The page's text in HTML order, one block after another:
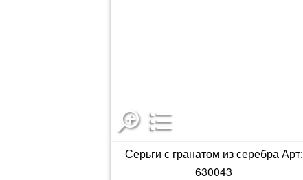
Серьги с гранатом из серебра Арт:
630043